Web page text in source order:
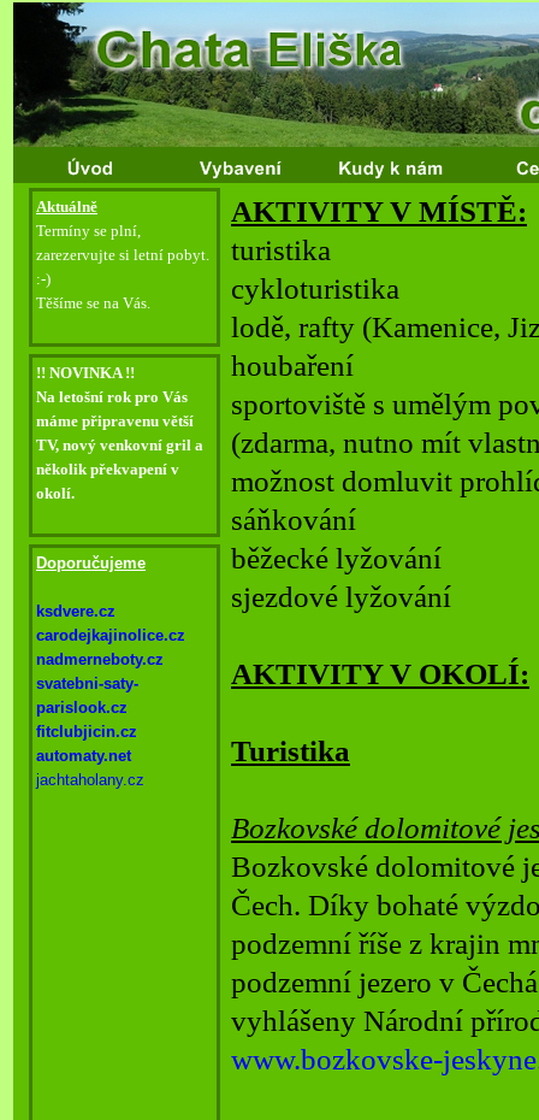
Aktuálně
Termíny se plní,
zarezervujte si letní pobyt.
:-)
Těšíme se na Vás.
!! NOVINKA !!
Na letošní rok pro Vás
máme připravenu větší
TV, nový venkovní gril a
několik překvapení v
okolí.
Doporučujeme
ksdvere.cz
carodejkajinolice.cz
nadmerneboty.cz
svatebni-saty-
parislook.cz
fitclubjicin.cz
automaty.net
jachtaholany.cz
AKTIVITY V MÍSTĚ:
turistika
cykloturistika
lodě, rafty (Kamenice,
houbaření
sportoviště s umělým
(zdarma, nutno mít
možnost domluvit
sáňkování
běžecké lyžování
sjezdové lyžování
AKTIVITY V OKOLÍ:
Turistika
Bozkovské dolomitové
Bozkovské dolomitové
Čech. Díky bohaté
podzemní říše z krajin
podzemní jezero v
vyhlášeny Národní
www.bozkovske-